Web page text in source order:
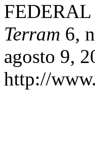
Terram 6,
agosto 9,
http://